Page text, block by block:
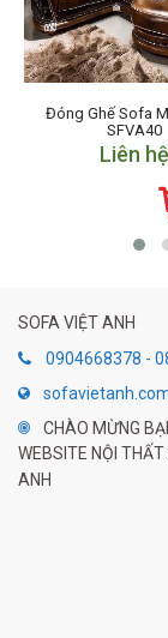
Đóng Ghế Sofa
SFVA40
Liên hệ
SOFA VIỆT ANH
0904668378 -
CHÀO MỪNG
WEBSITE NỘI
ANH